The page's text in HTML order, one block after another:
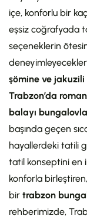
içe, konforlu bir
eşsiz coğrafyada
seçeneklerin
şömine ve
Trabzon’da
balayı
başında geçen
hayallerdeki tatili
tatil konseptini en
konforla
bir trabzon
rehberimizde,